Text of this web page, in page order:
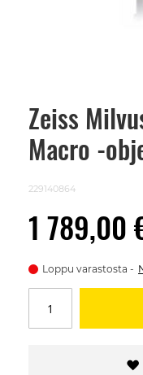
Zeiss
Macro -
229140864
1 789,00
Loppu varastosta
Skip
beginning
images